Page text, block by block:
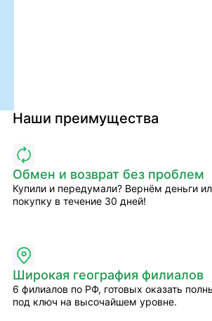
Наши преимущества
Обмен и возврат без проблем
Купили и передумали? Вернём деньги
покупку в течение 30 дней!
Широкая география филиалов
6 филиалов по РФ, готовых оказать
под ключ на высочайшем уровне.